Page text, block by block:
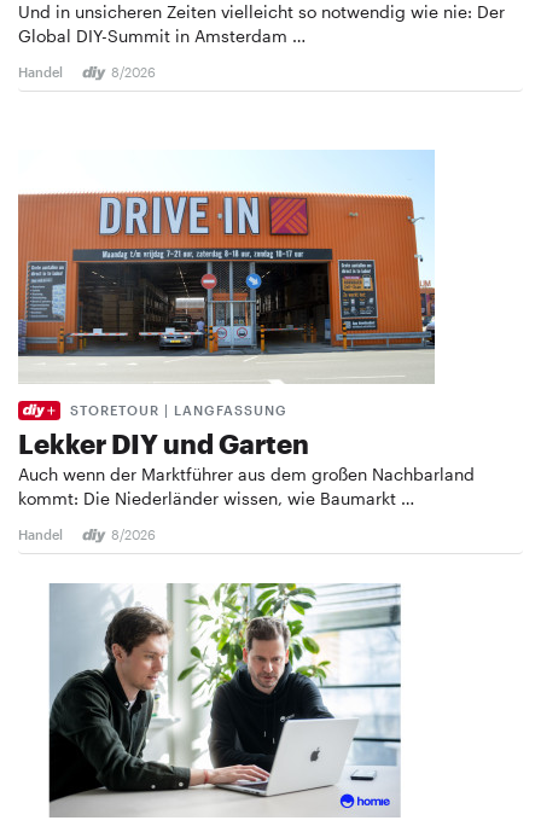
Und in unsicheren Zeiten vielleicht so notwendig wie nie: Der
Global DIY-Summit in Amsterdam …
Handel 8/2026
STORETOUR | LANGFASSUNG
Lekker DIY und Garten
Auch wenn der Marktführer aus dem großen Nachbarland
kommt: Die Niederländer wissen, wie Baumarkt …
Handel 8/2026